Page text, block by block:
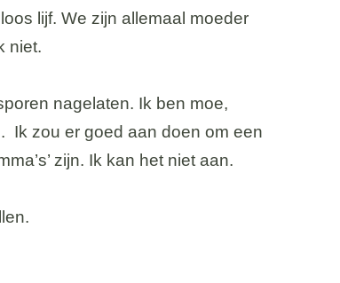
lijf. We zijn allemaal moeder
niet.
nagelaten. Ik ben moe,
Ik zou er goed aan doen om een
zijn. Ik kan het niet aan.